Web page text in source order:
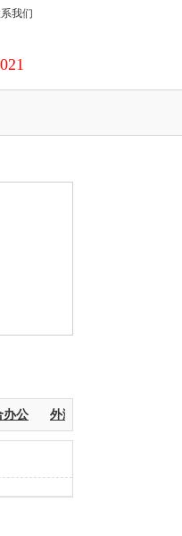
我们
公 外滩中心联合办公黄浦